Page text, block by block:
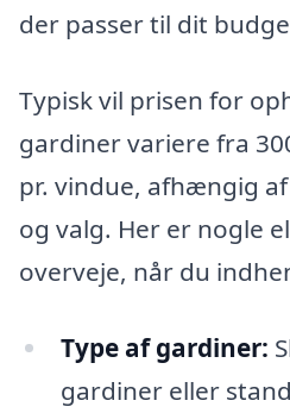
der passer til dit
Typisk vil prisen for
gardiner variere fra
pr. vindue, afhængig
og valg. Her er nogle
overveje, når du
Type af gardiner:
gardiner eller